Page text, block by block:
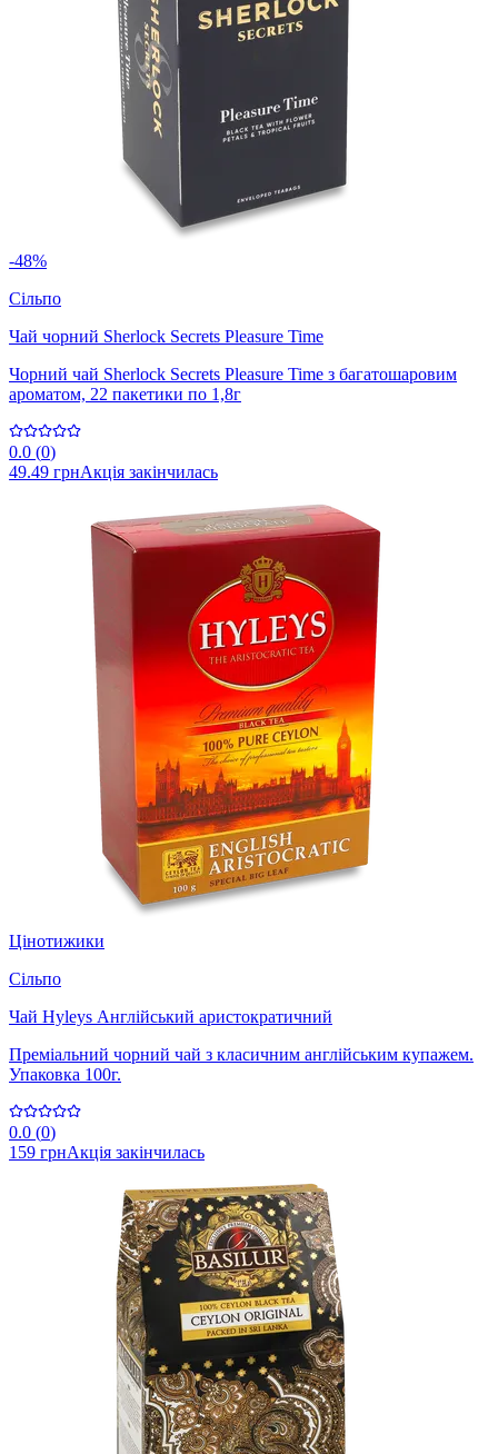
-48%
Сільпо
Чай чорний Sherlock Secrets Pleasure Time
Чорний чай Sherlock Secrets Pleasure Time з багатошаровим
ароматом, 22 пакетики по 1,8г
0.0 (0)
49.49 грнАкція закінчилась
Цінотижики
Сільпо
Чай Hyleys Англійський аристократичний
Преміальний чорний чай з класичним англійським купажем.
Упаковка 100г.
0.0 (0)
159 грнАкція закінчилась